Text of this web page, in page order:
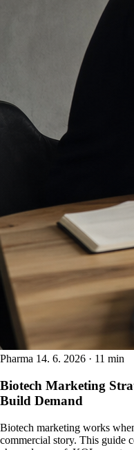
Pharma 14. 6. 2026 · 11 min
Biotech Marketing
Build Demand
Biotech marketing works
commercial story. This guide